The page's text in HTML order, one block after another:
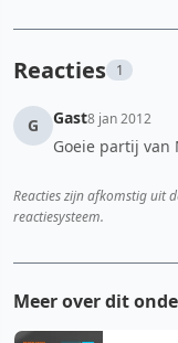
Reacties 1
G Gast8 jan 2012
Goeie partij van
Reacties zijn afkomstig uit
reactiesysteem.
Meer over dit